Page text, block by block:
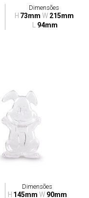
Dimensões
H 73mm W 215mm
L 94mm
Dimensões
H 145mm W 90mm